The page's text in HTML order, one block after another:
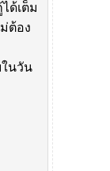
ด้เต็ม
ต้อง
ในวัน